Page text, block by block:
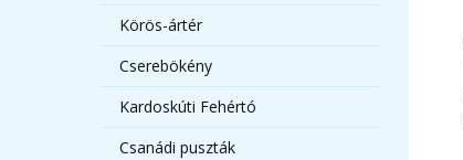
Körös-ártér
Cserebökény
Kardoskúti Fehértó
Csanádi puszták